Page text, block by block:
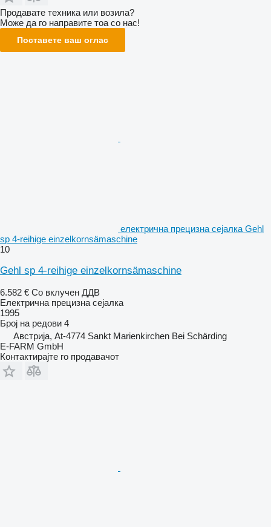
Продавате техника или возила?
Може да го направите тоа со нас!
Поставете ваш оглас
електрична прецизна сејалка Gehl
sp 4-reihige einzelkornsämaschine
10
Gehl sp 4-reihige einzelkornsämaschine
6.582 € Со вклучен ДДВ
Електрична прецизна сејалка
1995
Број на редови 4
Австрија, At-4774 Sankt Marienkirchen Bei Schärding
E-FARM GmbH
Контактирајте го продавачот